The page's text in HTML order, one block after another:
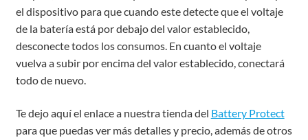
el dispositivo para que cuando este detecte que el voltaje
de la batería está por debajo del valor establecido,
desconecte todos los consumos. En cuanto el voltaje
vuelva a subir por encima del valor establecido, conectará
todo de nuevo.
Te dejo aquí el enlace a nuestra tienda del Battery Protect
para que puedas ver más detalles y precio, además de otros